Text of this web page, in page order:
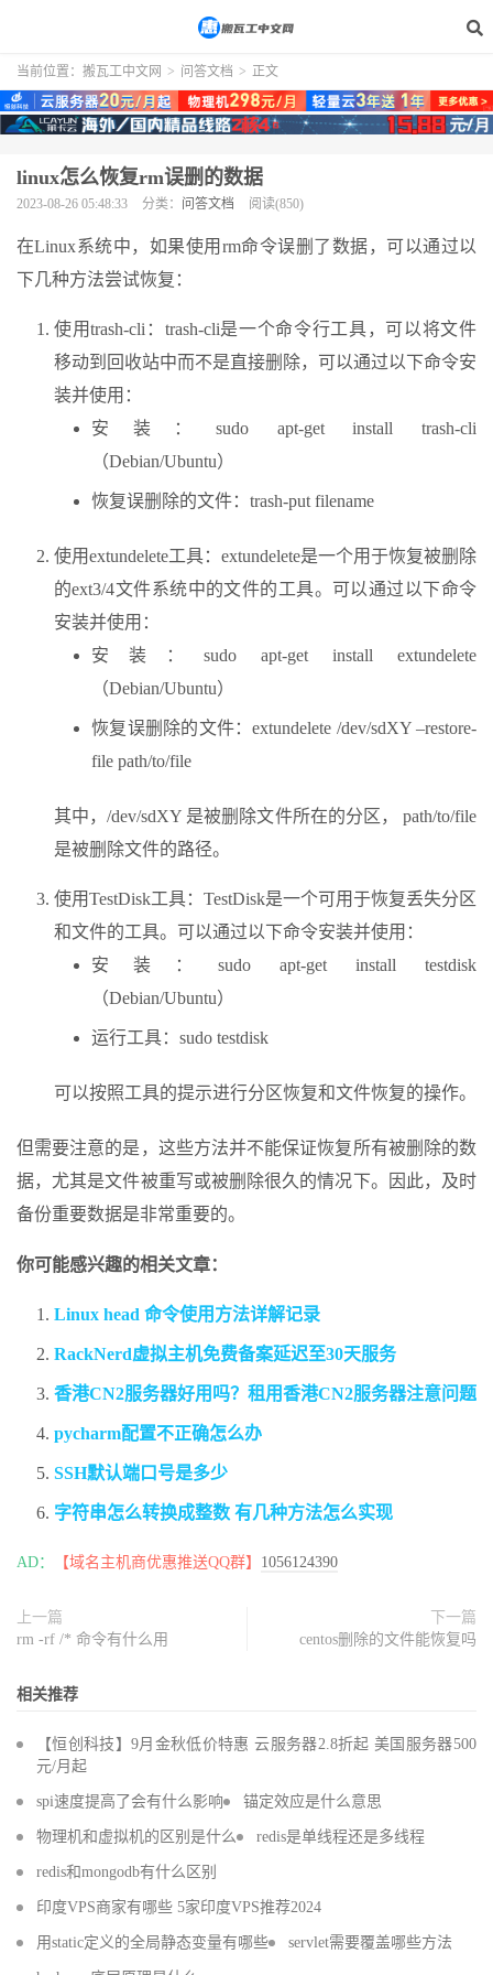
当前位置： 搬瓦工中文网 > 问答文档 > 正文
linux怎么恢复rm误删的数据
2023-08-26 05:48:33 分类： 问答文档 阅读(850)
在Linux系统中，如果使用rm命令误删了数据，可以通过以
下几种方法尝试恢复：
使用trash-cli：trash-cli是一个命令行工具，可以将文件
移动到回收站中而不是直接删除，可以通过以下命令安
装并使用：
安装：sudo apt-get install trash-cli
（Debian/Ubuntu）
恢复误删除的文件：trash-put filename
使用extundelete工具：extundelete是一个用于恢复被删除
的ext3/4文件系统中的文件的工具。可以通过以下命令
安装并使用：
安装：sudo apt-get install extundelete
（Debian/Ubuntu）
恢复误删除的文件：extundelete /dev/sdXY –restore-
file path/to/file
其中，/dev/sdXY 是被删除文件所在的分区， path/to/file
是被删除文件的路径。
使用TestDisk工具：TestDisk是一个可用于恢复丢失分区
和文件的工具。可以通过以下命令安装并使用：
安装：sudo apt-get install testdisk
（Debian/Ubuntu）
运行工具：sudo testdisk
可以按照工具的提示进行分区恢复和文件恢复的操作。
但需要注意的是，这些方法并不能保证恢复所有被删除的数
据，尤其是文件被重写或被删除很久的情况下。因此，及时
备份重要数据是非常重要的。
你可能感兴趣的相关文章：
Linux head 命令使用方法详解记录
RackNerd虚拟主机免费备案延迟至30天服务
香港CN2服务器好用吗？租用香港CN2服务器注意问题
pycharm配置不正确怎么办
SSH默认端口号是多少
字符串怎么转换成整数 有几种方法怎么实现
AD： 【域名主机商优惠推送QQ群】 1056124390
上一篇
rm -rf /* 命令有什么用
下一篇
centos删除的文件能恢复吗
相关推荐
【恒创科技】9月金秋低价特惠 云服务器2.8折起 美国服务器500
元/月起
spi速度提高了会有什么影响 锚定效应是什么意思
物理机和虚拟机的区别是什么 redis是单线程还是多线程
redis和mongodb有什么区别
印度VPS商家有哪些 5家印度VPS推荐2024
用static定义的全局静态变量有哪些 servlet需要覆盖哪些方法